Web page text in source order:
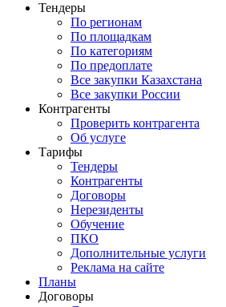
Тендеры
По регионам
По площадкам
По категориям
По предоплате
Все закупки Казахстана
Все закупки России
Контрагенты
Проверить контрагента
Об услуге
Тарифы
Тендеры
Контрагенты
Договоры
Нерезиденты
Обучение
ПКО
Дополнительные услуги
Реклама на сайте
Планы
Договоры